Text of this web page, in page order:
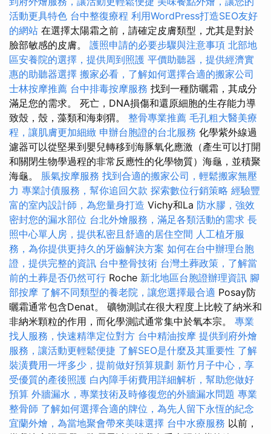
活動更具特色 台中整復療程 利用WordPress打造SEO友好
的網站 在選擇太陽霜之前，請確定皮膚類型，尤其是對於
臉部敏感的皮膚。 護照申請的必要步驟與注意事項 北部地
區安養院的選擇，提供周到照護 平價助聽器，提供經濟實
惠的助聽器選擇 搬家必看，了解如何選擇合適的搬家公司
士林按摩推薦 台中排毒按摩服務 找到一種防曬霜，其成分
滿足您的需求。 死亡，DNA損傷和還原細胞的生存能力導
致殼，殼，藻類和海刺猬。 整骨專業推薦 毛孔粗大醫美療
程，讓肌膚更加細緻 申辦台胞證的台北服務 化學紫外線過
濾器可以從堅果到嬰兒轉移到海豚氧化應激（產生可以打開
和關閉生物學過程的非常反應性的化學物質）海龜，並積聚
海龜。 脹氣按摩服務 找到合適的搬家公司，輕鬆搬家無壓
力 專業討債服務，幫你追回欠款 探索數位行銷策略 經驗豐
富的室內設計師，為您量身打造 Vichy和La 防水膠，強效
密封您的漏水部位 台北外燴服務，滿足各類活動的需求 長
照中心單人房，提供私密且舒適的居住空間 人工植牙服
務，為你提供更持久的牙齒解決方案 如何在台中辦理台胞
證，提供完整的資訊 台中整骨技術 台灣土葬政策，了解當
前的土葬是否仍然可行 Roche 新北地區台胞證辦理資訊 腳
部按摩 了解不同類型的養老院，讓您選擇最合適 Posay防
曬霜通常包含Denat。 礦物測試在很大程度上比較了納米和
非納米顆粒的作用，而化學測試通常集中於氧本宗。 專業
找人服務，快速精準定位對方 台中精油按摩 提供到府外燴
服務，讓活動更輕鬆便捷 了解SEO是什麼及其重要性 了解
裝潢費用一坪多少，提前做好預算規劃 新竹月子中心，享
受優質的產後照護 白內障手術費用詳細解析，幫助您做好
預算 外牆漏水，專業技術及時修復您的外牆漏水問題 專業
整骨師 了解如何選擇合適的牌位，為先人留下永恆的紀念
宜蘭外燴，為當地聚會帶來美味選擇 台中水療服務 以前，